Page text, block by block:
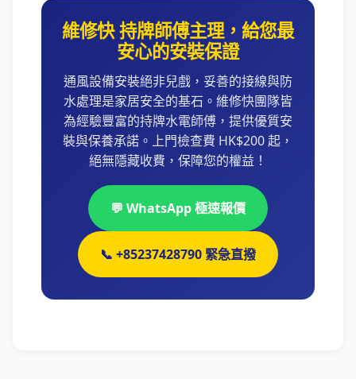
維修快 持牌師傅主理，給您最
安心的安裝保證
通風設備安裝絕非兒戲，妥善的接線與防
水處理是家居安全的基石。維修快團隊皆
為經驗豐富的持牌水電師傅，提供優質安
裝與保養承諾。上門檢查費 HK$200 起，
絕無隱藏收費，保障您的權益！
💬 WhatsApp 極速報價
📞 +85237428790 緊急直撥